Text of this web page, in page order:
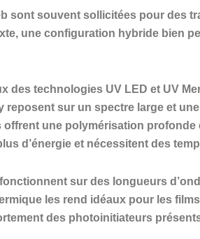
sont souvent sollicitées pour des
une configuration hybride bien
des technologies UV LED et UV
reposent sur un spectre large et
une polymérisation
d’énergie et nécessitent des
sur des longueurs
les rend idéaux pour les
des photoinitiateurs